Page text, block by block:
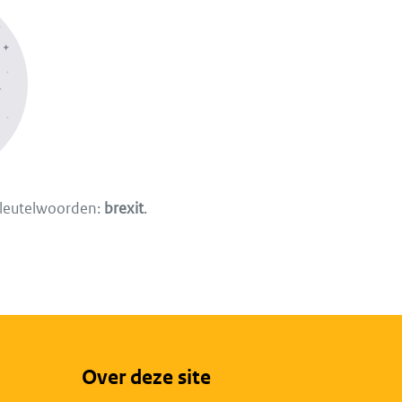
brexit.
Over deze site